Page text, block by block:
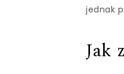
jednak
Jak